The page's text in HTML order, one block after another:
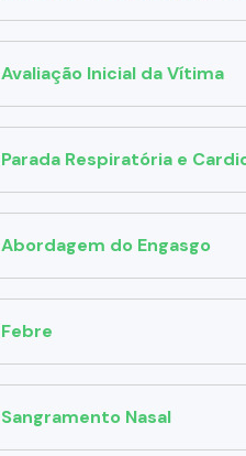
Avaliação Inicial da Vítima
Parada Respiratória e
Abordagem do Engasgo
Febre
Sangramento Nasal